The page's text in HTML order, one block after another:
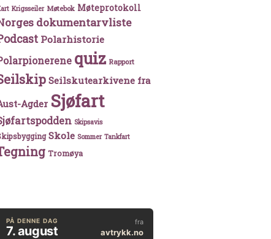
mot nazistene
Krigsseiler Møtebok Møteprotokoll
dokumentarvliste
Polarhistorie
quiz Rapport
Seilskutearkivene fra
Agder Sjøfart
Skipsavis
Skole Sommer Tankfart
Tromøya